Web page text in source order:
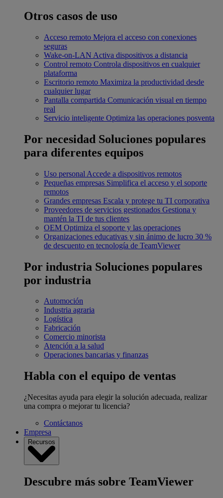
Otros casos de uso
Acceso remoto Mejora el acceso con conexiones
seguras
Wake-on-LAN Activa dispositivos a distancia
Control remoto Controla dispositivos en cualquier
plataforma
Escritorio remoto Maximiza la productividad desde
cualquier lugar
Pantalla compartida Comunicación visual en tiempo
real
Servicio inteligente Optimiza las operaciones posventa
Por necesidad Soluciones populares
para diferentes equipos
Uso personal Accede a dispositivos remotos
Pequeñas empresas Simplifica el acceso y el soporte
remotos
Grandes empresas Escala y protege tu TI corporativa
Proveedores de servicios gestionados Gestiona y
mantén la TI de tus clientes
OEM Optimiza el soporte y las operaciones
Organizaciones educativas y sin ánimo de lucro 30 %
de descuento en tecnología de TeamViewer
Por industria Soluciones populares
por industria
Automoción
Industria agraria
Logística
Fabricación
Comercio minorista
Atención a la salud
Operaciones bancarias y finanzas
Habla con el equipo de ventas
¿Necesitas ayuda para elegir la solución adecuada, realizar
una compra o mejorar tu licencia?
Contáctanos
Empresa
Recursos
Descubre más sobre TeamViewer